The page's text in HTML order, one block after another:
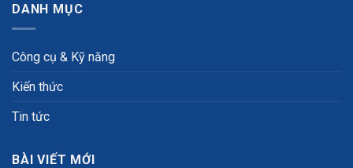
DANH MỤC
Công cụ & Kỹ năng
Kiến thức
Tin tức
BÀI VIẾT MỚI